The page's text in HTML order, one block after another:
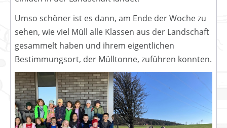
Umso schöner ist es dann, am Ende der Woche zu
sehen, wie viel Müll alle Klassen aus der Landschaft
gesammelt haben und ihrem eigentlichen
Bestimmungsort, der Mülltonne, zuführen konnten.